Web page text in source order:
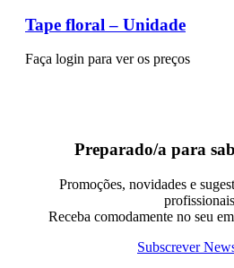
Tape floral – Unidade
Faça login para ver os preços
Preparado/a para
Promoções, novidades e
Receba comodamente no seu
Subscrever